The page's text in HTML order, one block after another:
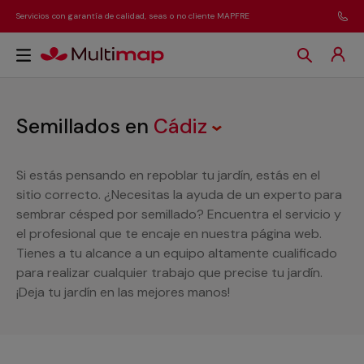
Servicios con garantía de calidad, seas o no cliente MAPFRE
Semillados en Cádiz
Si estás pensando en repoblar tu jardín, estás en el
sitio correcto. ¿Necesitas la ayuda de un experto para
sembrar césped por semillado? Encuentra el servicio y
el profesional que te encaje en nuestra página web.
Tienes a tu alcance a un equipo altamente cualificado
para realizar cualquier trabajo que precise tu jardín.
¡Deja tu jardín en las mejores manos!